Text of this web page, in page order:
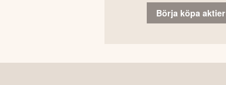
Börja köpa aktier